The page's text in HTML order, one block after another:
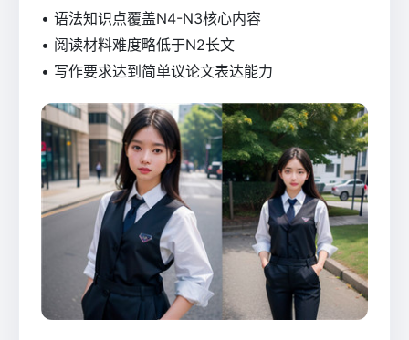
• 语法知识点覆盖N4-N3核心内容
• 阅读材料难度略低于N2长文
• 写作要求达到简单议论文表达能力